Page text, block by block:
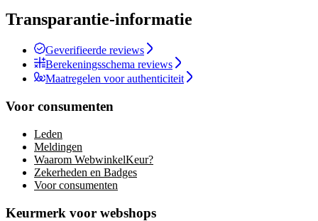
Transparantie-informatie
Geverifieerde reviews
Berekeningsschema reviews
Maatregelen voor authenticiteit
Voor consumenten
Leden
Meldingen
Waarom WebwinkelKeur?
Zekerheden en Badges
Voor consumenten
Keurmerk voor webshops